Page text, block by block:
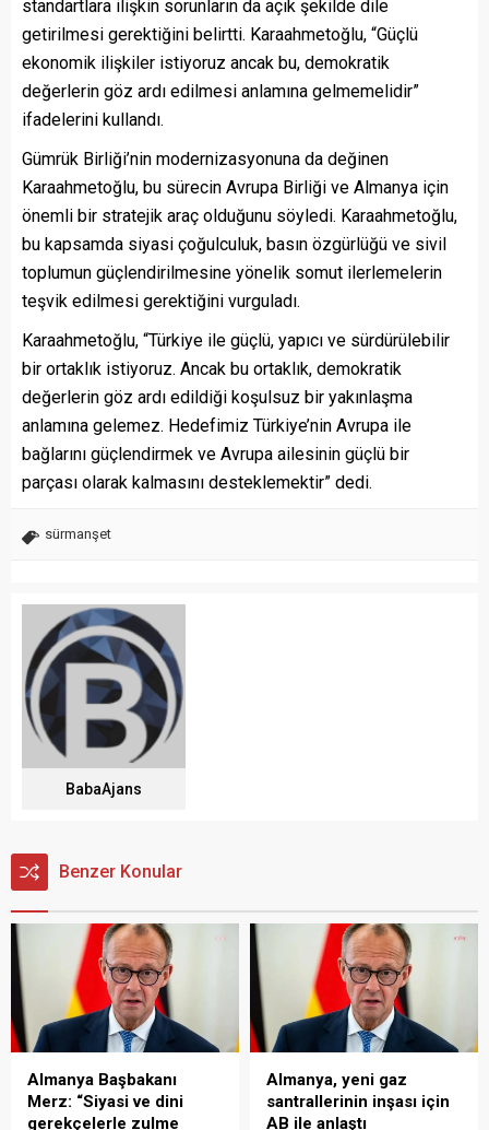
standartlara ilişkin sorunların da açık şekilde dile
getirilmesi gerektiğini belirtti. Karaahmetoğlu, “Güçlü
ekonomik ilişkiler istiyoruz ancak bu, demokratik
değerlerin göz ardı edilmesi anlamına gelmemelidir”
ifadelerini kullandı.
Gümrük Birliği’nin modernizasyonuna da değinen
Karaahmetoğlu, bu sürecin Avrupa Birliği ve Almanya için
önemli bir stratejik araç olduğunu söyledi. Karaahmetoğlu,
bu kapsamda siyasi çoğulculuk, basın özgürlüğü ve sivil
toplumun güçlendirilmesine yönelik somut ilerlemelerin
teşvik edilmesi gerektiğini vurguladı.
Karaahmetoğlu, “Türkiye ile güçlü, yapıcı ve sürdürülebilir
bir ortaklık istiyoruz. Ancak bu ortaklık, demokratik
değerlerin göz ardı edildiği koşulsuz bir yakınlaşma
anlamına gelemez. Hedefimiz Türkiye’nin Avrupa ile
bağlarını güçlendirmek ve Avrupa ailesinin güçlü bir
parçası olarak kalmasını desteklemektir” dedi.
sürmanşet
BabaAjans
Benzer Konular
Almanya Başbakanı
Merz: “Siyasi ve dini
gerekçelerle zulme
Almanya, yeni gaz
santrallerinin inşası için
AB ile anlaştı